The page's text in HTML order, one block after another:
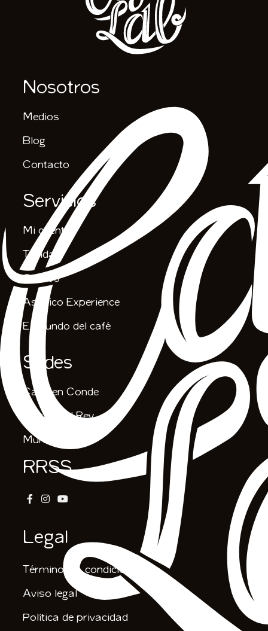
Nosotros
Medios
Blog
Contacto
Servicios
Mi cuenta
Tienda
Cursos
Asiático Experience
El mundo del café
Sedes
Carmen Conde
Casas del Rey
Murcia
RRSS
Legal
Términos & condiciones
Aviso legal
Política de privacidad